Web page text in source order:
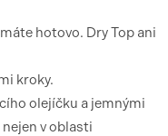
hotovo. Dry Top ani
kroky.
olejíčku a jemnými
v oblasti